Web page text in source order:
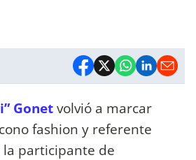
Gonetvolvió a marcar
fashion y referente
participante de